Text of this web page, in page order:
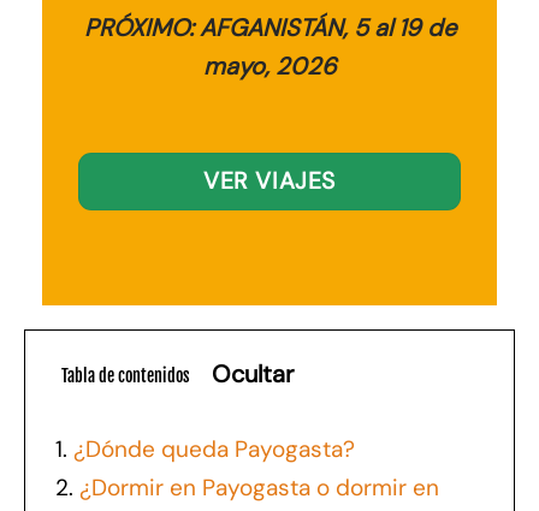
PRÓXIMO: AFGANISTÁN, 5 al 19 de
mayo, 2026
VER VIAJES
Tabla de contenidos Ocultar
1. ¿Dónde queda Payogasta?
2. ¿Dormir en Payogasta o dormir en